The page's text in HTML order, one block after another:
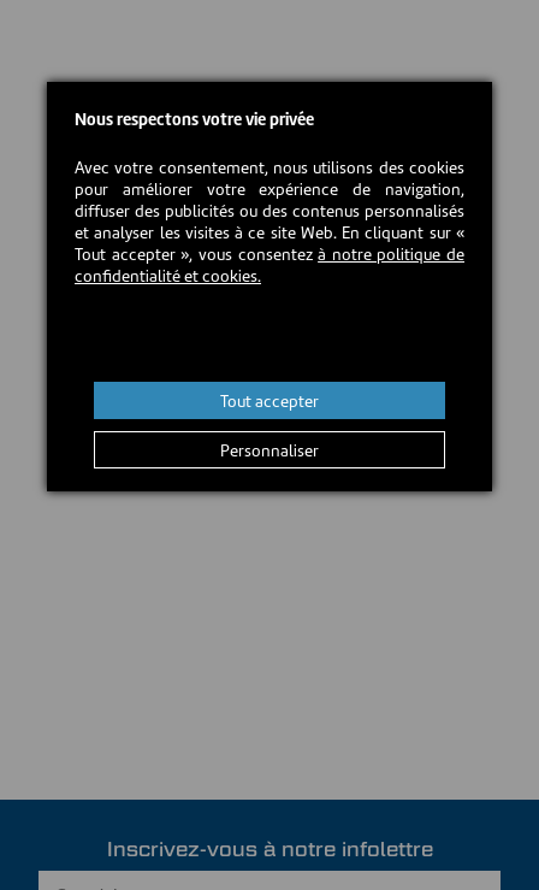
Inscrivez-vous à notre infolettre
Nous respectons votre vie privée
Avec votre consentement, nous utilisons des cookies
pour améliorer votre expérience de navigation,
diffuser des publicités ou des contenus personnalisés
et analyser les visites à ce site Web. En cliquant sur «
Tout accepter », vous consentezà notre politique de
confidentialité et cookies.
Personnaliser
Tout accepter